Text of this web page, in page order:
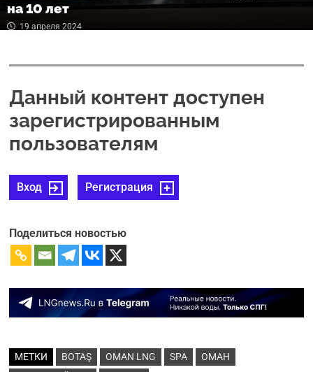
на 10 лет
19 апреля 2024
Данный контент доступен
зарегистрированным
пользователям
Вход Регистрация
Поделиться новостью
МЕТКИ BOTAŞ OMAN LNG SPA
ОМАН